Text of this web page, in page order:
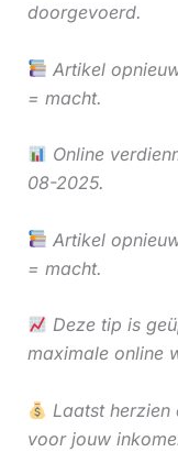
doorgevoerd.
Artikel
= macht.
Online
08-2025.
Artikel
= macht.
Deze tip is
maximale online
Laatst
voor jouw